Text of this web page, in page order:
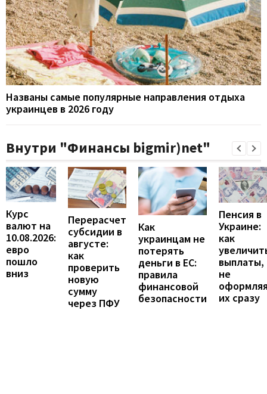
Названы самые популярные направления отдыха
украинцев в 2026 году
Внутри "Финансы bigmir)net"
Курс
валют на
10.08.2026:
евро
пошло
вниз
Перерасчет
субсидии в
августе:
как
проверить
новую
сумму
через ПФУ
Как
украинцам не
потерять
деньги в ЕС:
правила
финансовой
безопасности
Пенсия в
Украине:
как
выплаты,
не
их сразу